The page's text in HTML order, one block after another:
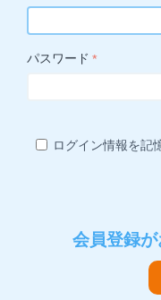
パスワード
ログイン情報を記
会員登録